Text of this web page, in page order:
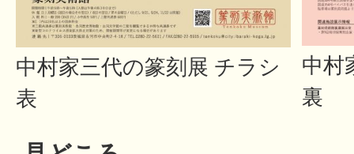
中村家三代の篆刻展 チラシ
表
中村
裏